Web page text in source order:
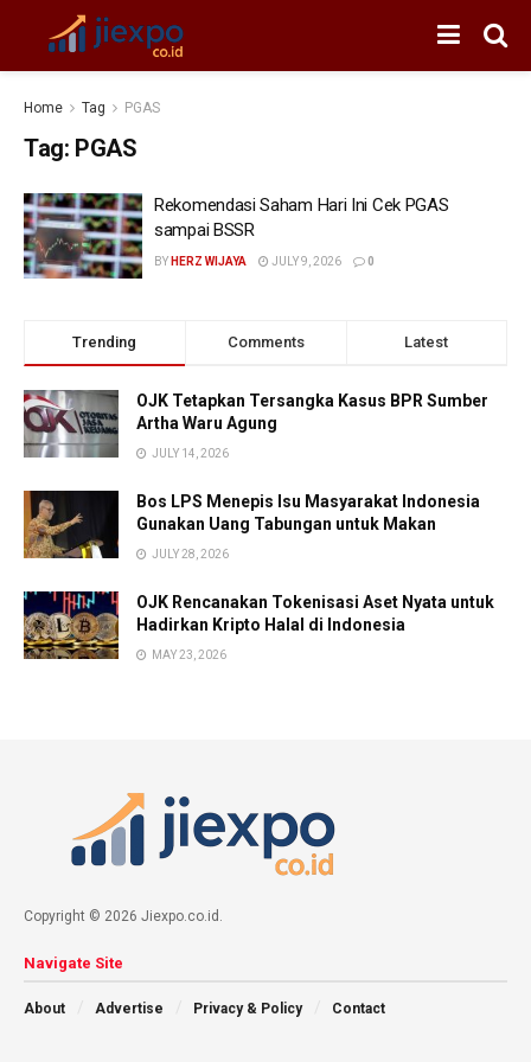
Home Tag PGAS
Tag: PGAS
Rekomendasi Saham Hari Ini Cek PGAS
sampai BSSR
BY HERZ WIJAYA JULY 9, 2026 0
Trending Comments Latest
OJK Tetapkan Tersangka Kasus BPR Sumber
Artha Waru Agung
JULY 14, 2026
Bos LPS Menepis Isu Masyarakat Indonesia
Gunakan Uang Tabungan untuk Makan
JULY 28, 2026
OJK Rencanakan Tokenisasi Aset Nyata untuk
Hadirkan Kripto Halal di Indonesia
MAY 23, 2026
Copyright © 2026 Jiexpo.co.id.
Navigate Site
About Advertise Privacy & Policy Contact